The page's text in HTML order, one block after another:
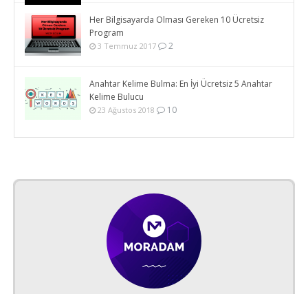
Her Bilgisayarda Olması Gereken 10 Ücretsiz
Program
3 Temmuz 2017 2
Anahtar Kelime Bulma: En İyi Ücretsiz 5 Anahtar
Kelime Bulucu
23 Ağustos 2018 10